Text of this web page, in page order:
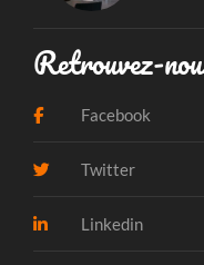
Retrouvez-
Facebook
Twitter
Linkedin